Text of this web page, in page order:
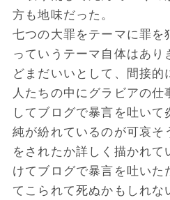
方も地味だった。
七つの大罪をテーマに罪を
っていうテーマ自体はあり
どまだいいとして、間接的
人たちの中にグラビアの仕
してブログで暴言を吐いて
純が紛れているのが可哀そ
をされたか詳しく描かれて
けてブログで暴言を吐いた
てこられて死ぬかもしれな